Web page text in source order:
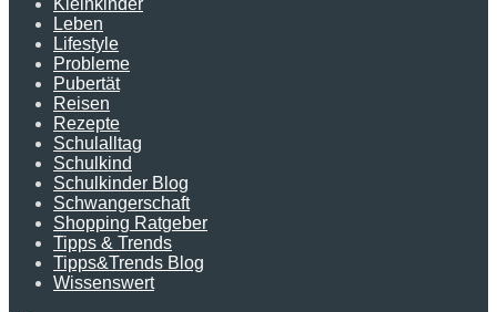
Leben
Lifestyle
Probleme
Pubertät
Reisen
Rezepte
Schulalltag
Schulkind
Schulkinder Blog
Schwangerschaft
Shopping Ratgeber
Tipps & Trends
Tipps&Trends Blog
Wissenswert